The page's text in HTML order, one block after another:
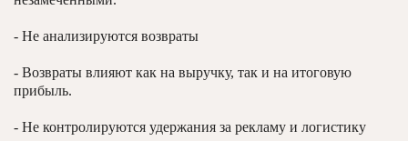
- Не анализируются возвраты
- Возвраты влияют как на выручку, так и на итоговую
прибыль.
- Не контролируются удержания за рекламу и логистику